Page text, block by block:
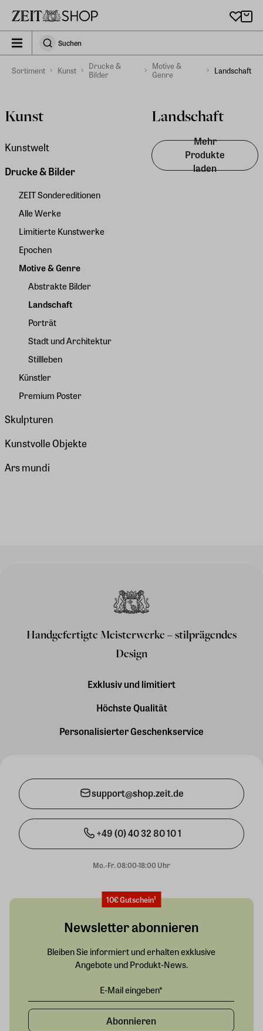
zeit_storefront.components.search.collapsed
SuchenSuchen
Sortiment Kunst Drucke &
Bilder
Motive &
Genre Landschaft
Kunst
Kunstwelt
Drucke & Bilder
ZEIT Sondereditionen
Alle Werke
Limitierte Kunstwerke
Epochen
Motive & Genre
Abstrakte Bilder
Landschaft
Porträt
Stadt und Architektur
Stillleben
Künstler
Premium Poster
Skulpturen
Kunstvolle Objekte
Ars mundi
Landschaft
Mehr
Produkte
laden
Handgefertigte Meisterwerke – stilprägendes
Design
Exklusiv und limitiert
Höchste Qualität
Personalisierter Geschenkservice
support@shop.zeit.de
+49 (0) 40 32 80 10 1
Mo.-Fr. 08:00-18:00 Uhr
10€ Gutschein¹
Newsletter abonnieren
Bleiben Sie informiert und erhalten exklusive
Angebote und Produkt-News.
Abonnieren